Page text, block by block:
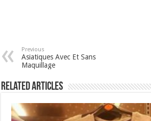
Previous
Asiatiques Avec Et Sans
Maquillage
Related Articles